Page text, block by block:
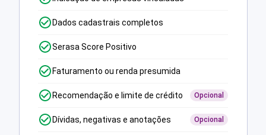
Dados cadastrais completos
Serasa Score Positivo
Faturamento ou renda presumida
Recomendação e limite de crédito Opcional
Dívidas, negativas e anotações Opcional